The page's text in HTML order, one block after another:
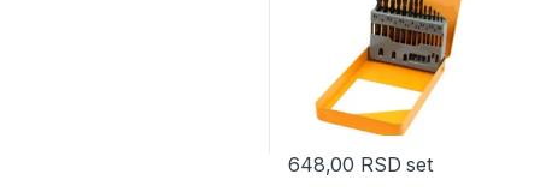
648,00 RSD set